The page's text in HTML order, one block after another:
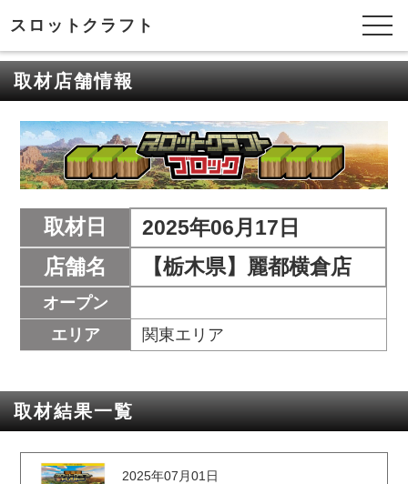
スロットクラフト
取材店舗情報
取材日
2025年06月17日
店舗名
【栃木県】麗都横倉店
オープン
エリア
関東エリア
取材結果一覧
2025年07月01日